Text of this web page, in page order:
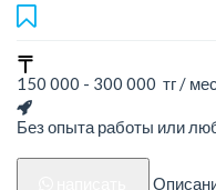
150 000 - 300 000 тг /
Без опыта работы или